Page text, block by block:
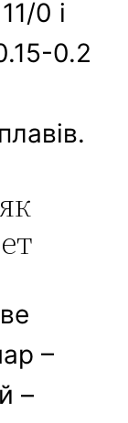
0 і
0.2
–
–